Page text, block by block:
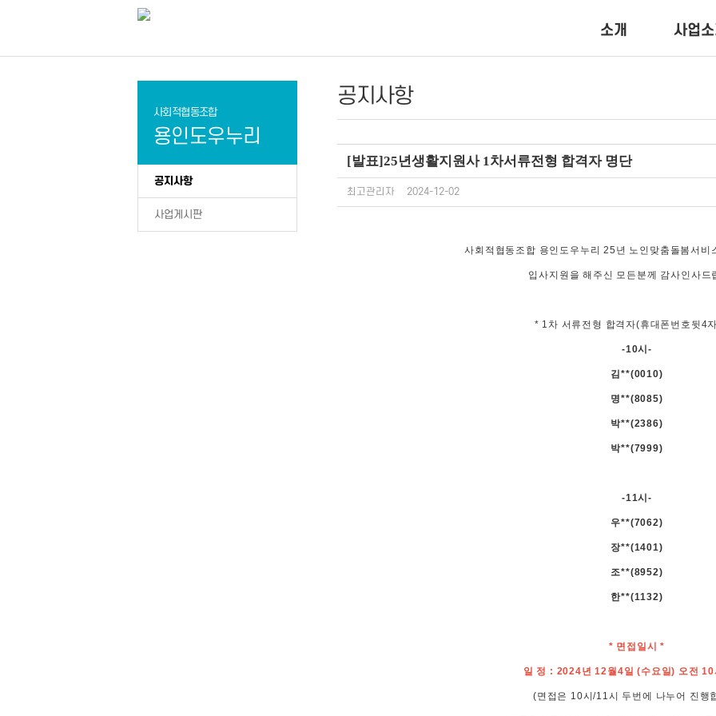
소개 사업소
사회적협동조합
용인도우누리
공지사항
사업게시판
공지사항
[발표]25년생활지원사 1차서류전형 합격자 명단
최고관리자 2024-12-02
사회적협동조합 용인도우누리 25년 노인맞춤돌봄서비
입사지원을 해주신 모든분께 감사인사드
* 1차 서류전형 합격자(휴대폰번호뒷4
-10시-
김**(0010)
명**(8085)
박**(2386)
박**(7999)
-11시-
우**(7062)
장**(1401)
조**(8952)
한**(1132)
* 면접일시 *
일 정 : 2024년 12월4일 (수요일) 오전 10
(면접은 10시/11시 두번에 나누어 진행